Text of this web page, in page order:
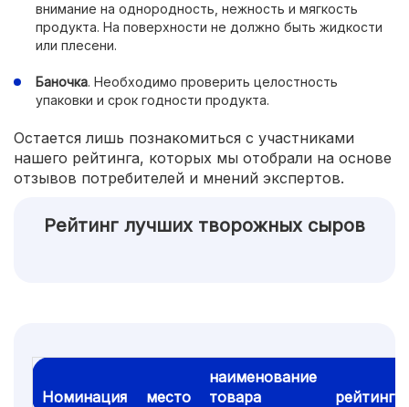
внимание на однородность, нежность и мягкость
продукта. На поверхности не должно быть жидкости
или плесени.
Баночка. Необходимо проверить целостность
упаковки и срок годности продукта.
Остается лишь познакомиться с участниками
нашего рейтинга, которых мы отобрали на основе
отзывов потребителей и мнений экспертов.
Рейтинг лучших творожных сыров
Номинация место
наименование
товара
рейтинг